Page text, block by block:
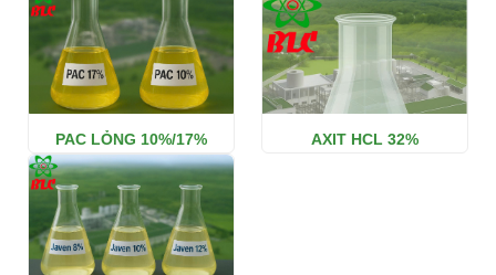
PAC LỎNG 10%/17% AXIT HCL 32%